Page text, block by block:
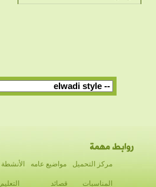
مركز التحميل مواضيع عامه الأنشطة
المناسبات قصائد التعليم